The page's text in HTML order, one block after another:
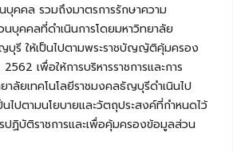
คคล รวมถึงมาตรการรักษาความ
บุคคลที่ดำเนินการโดยมหาวิทยาลัย
บุรี ให้เป็นไปตามพระราชบัญญัติคุ้มครอง
เพื่อให้การบริหารราชการและการ
าลัยเทคโนโลยีราชมงคลธัญบุรีดำเนินไป
ไปตามนโยบายและวัตถุประสงค์ที่กำหนดไว้
ปฏิบัติราชการและเพื่อคุ้มครองข้อมูลส่วน